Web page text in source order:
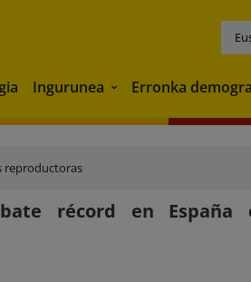
Ingurunea Ingurunea
Erronka
reproductoras
récord en España